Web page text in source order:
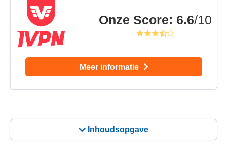
Inhoudsopgave
Onze Score: 6.6/10
Meer informatie